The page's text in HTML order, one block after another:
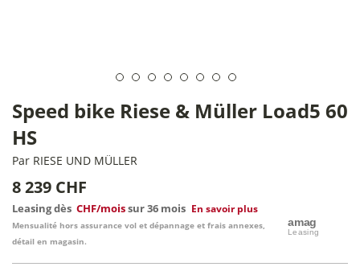
Speed bike Riese & Müller Load5 60
HS
Par RIESE UND MÜLLER
8 239 CHF
Leasing dès CHF/moissur 36 mois En savoir plus
Mensualité hors assurance vol et dépannage et frais annexes,
détail en magasin.